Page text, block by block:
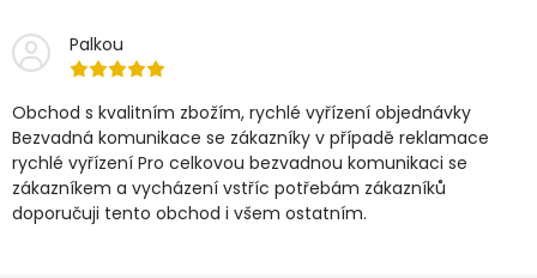
Palkou
Obchod s kvalitním zbožím, rychlé vyřízení objednávky
Bezvadná komunikace se zákazníky v případě reklamace
rychlé vyřízení Pro celkovou bezvadnou komunikaci se
zákazníkem a vycházení vstříc potřebám zákazníků
doporučuji tento obchod i všem ostatním.